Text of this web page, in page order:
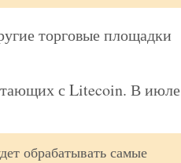
торговые площадки
с Litecoin. В июле
обрабатывать самые